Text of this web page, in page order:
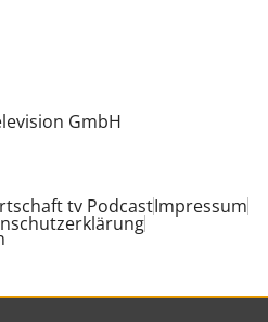
GmbH
tv PodcastImpressum